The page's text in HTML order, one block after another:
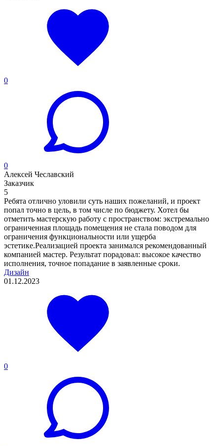
0
0
Алексей Чеславский
Заказчик
5
Ребята отлично уловили суть наших пожеланий, и проект
попал точно в цель, в том числе по бюджету. Хотел бы
отметить мастерскую работу с пространством: экстремально
ограниченная площадь помещения не стала поводом для
ограничения функциональности или ущерба
эстетике.Реализацией проекта занимался рекомендованный
компанией мастер. Результат порадовал: высокое качество
исполнения, точное попадание в заявленные сроки.
Дизайн
01.12.2023
0